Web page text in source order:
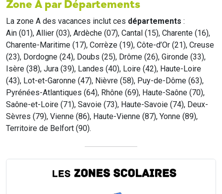
Zone A par Départements
La zone A des vacances inclut ces départements :
Ain (01), Allier (03), Ardèche (07), Cantal (15), Charente (16),
Charente-Maritime (17), Corrèze (19), Côte-d’Or (21), Creuse
(23), Dordogne (24), Doubs (25), Drôme (26), Gironde (33),
Isère (38), Jura (39), Landes (40), Loire (42), Haute-Loire
(43), Lot-et-Garonne (47), Nièvre (58), Puy-de-Dôme (63),
Pyrénées-Atlantiques (64), Rhône (69), Haute-Saône (70),
Saône-et-Loire (71), Savoie (73), Haute-Savoie (74), Deux-
Sèvres (79), Vienne (86), Haute-Vienne (87), Yonne (89),
Territoire de Belfort (90).